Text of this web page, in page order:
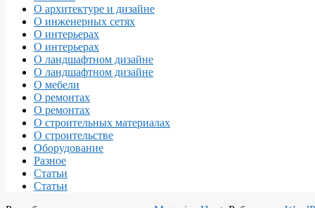
О архитектуре и дизайне
О инженерных сетях
О интерьерах
О интерьерах
О ландшафтном дизайне
О ландшафтном дизайне
О мебели
О ремонтах
О ремонтах
О строительных материалах
О строительстве
Оборудование
Разное
Статьи
Статьи